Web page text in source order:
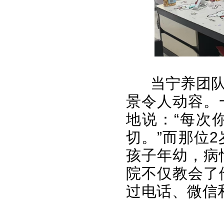
当宁养团
景令人动容
地说：“每次
切。”而那位
孩子年幼，
院不仅教会
过电话、微信